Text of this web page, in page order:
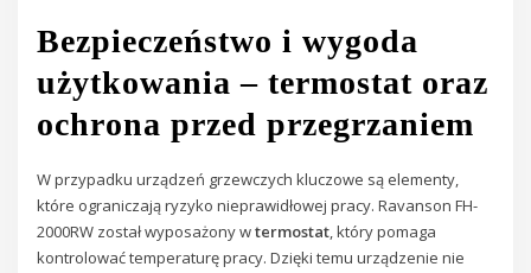
Bezpieczeństwo i wygoda
użytkowania – termostat oraz
ochrona przed przegrzaniem
W przypadku urządzeń grzewczych kluczowe są elementy,
które ograniczają ryzyko nieprawidłowej pracy. Ravanson FH-
2000RW został wyposażony wtermostat, który pomaga
kontrolować temperaturę pracy. Dzięki temu urządzenie nie